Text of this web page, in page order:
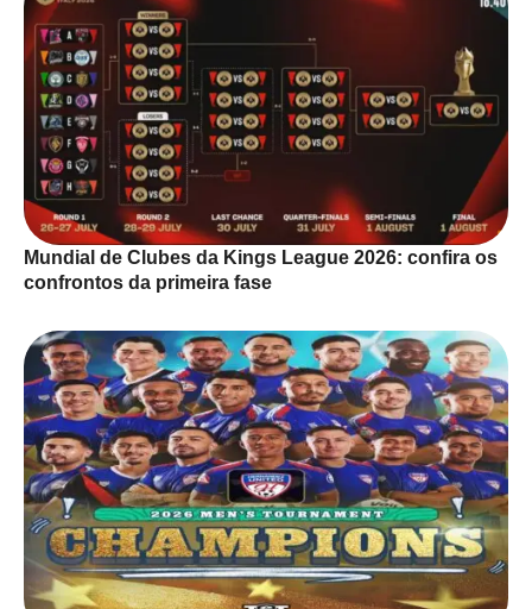
Mundial de Clubes da Kings League 2026: confira os
confrontos da primeira fase